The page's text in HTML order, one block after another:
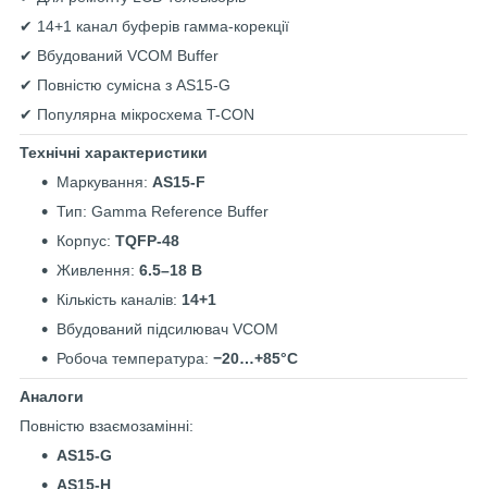
✔ 14+1 канал буферів гамма-корекції
✔ Вбудований VCOM Buffer
✔ Повністю сумісна з AS15-G
✔ Популярна мікросхема T-CON
Технічні характеристики
Маркування: AS15-F
Тип: Gamma Reference Buffer
Корпус: TQFP-48
Живлення: 6.5–18 В
Кількість каналів: 14+1
Вбудований підсилювач VCOM
Робоча температура: −20…+85°C
Аналоги
Повністю взаємозамінні:
AS15-G
AS15-H